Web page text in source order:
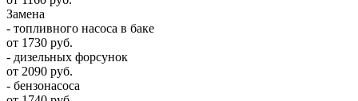
Замена
- топливного насоса в баке
от 1730 руб.
- дизельных форсунок
от 2090 руб.
- бензонасоса